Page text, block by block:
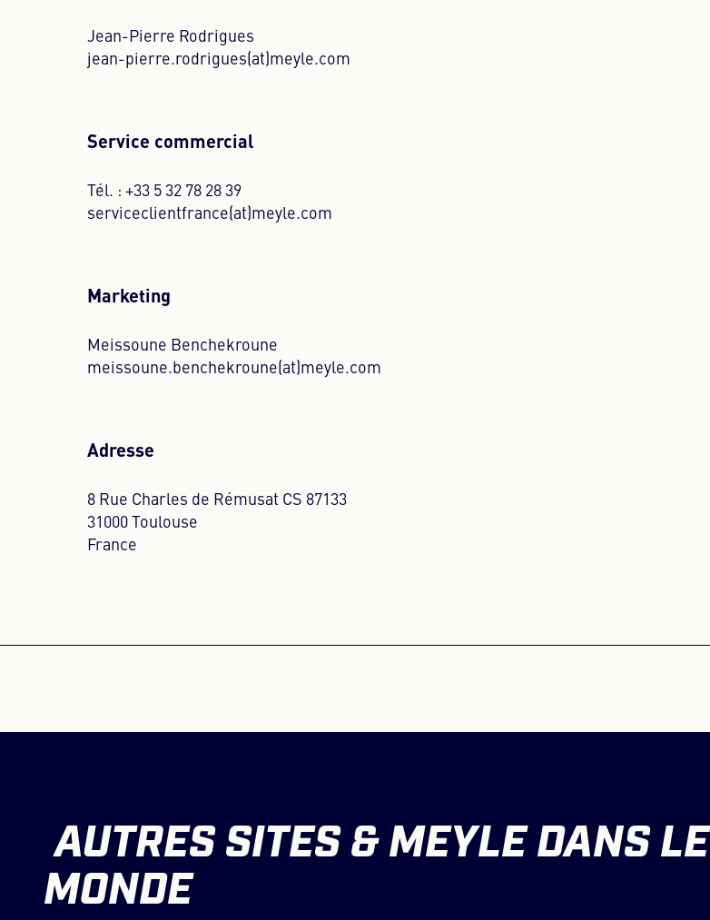
Jean-Pierre Rodrigues
jean-pierre.rodrigues(at)meyle.com
Service commercial
Tél. : +33 5 32 78 28 39
serviceclientfrance(at)meyle.com
Marketing
Meissoune Benchekroune
meissoune.benchekroune(at)meyle.com
Adresse
8 Rue Charles de Rémusat CS 87133
31000 Toulouse
France
AUTRES SITES & MEYLE DANS LE
MONDE